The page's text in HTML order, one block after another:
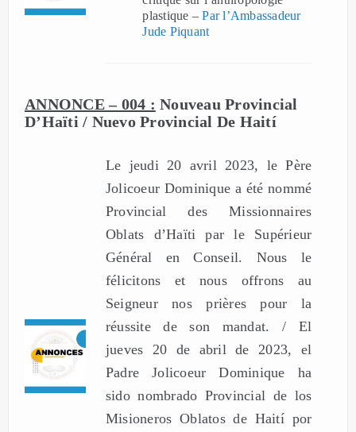
plastique –Par l’Ambassadeur
Jude Piquant
ANNONCE – 004 : Nouveau Provincial
D’Haïti / Nuevo Provincial De Haití
Le jeudi 20 avril 2023, le Père
Jolicoeur Dominique a été nommé
Provincial des Missionnaires
Oblats d’Haïti par le Supérieur
Général en Conseil. Nous le
félicitons et nous offrons au
Seigneur nos prières pour la
réussite de son mandat. / El
jueves 20 de abril de 2023, el
Padre Jolicoeur Dominique ha
sido nombrado Provincial de los
Misioneros Oblatos de Haití por